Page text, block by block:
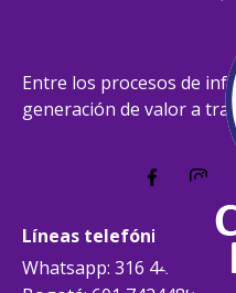
Entre los procesos de
generación de valor a
Líneas telefónicas
Whatsapp: 316 441 6952